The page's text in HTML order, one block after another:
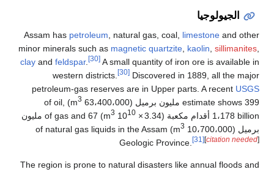
الجيولوجيا
Assam haspetroleum, natural gas, coal,limestoneand other
minor minerals such asmagnetic quartzite,kaolin,sillimanites
clayandfeldspar.
A small quantity of iron ore is available in
western districts.
Discovered in 1889, all the major
petroleum-gas reserves are in Upper parts. A recentUSGS
estimate shows 399 مليون برميل (63،400،000 m
3
) of oil,
1،178 billion أقدام مكعبة (3.34
×
1010
m
3
) of gas and 67 مليون
برميل (10،700،000 m
3
) of natural gas liquids in the Assam
Geologic Province.
[31][citation needed
The region is prone to natural disasters like annual floods and